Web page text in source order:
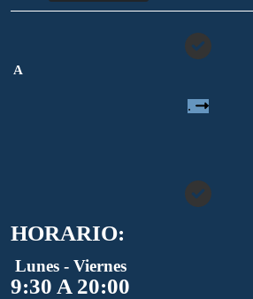
A
.
HORARIO:
Lunes - Viernes
9:30 A 20:00